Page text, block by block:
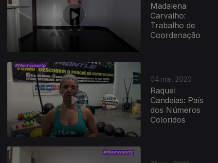
Madalena
Carvalho:
Trabalho de
Coordenação
04 mai. 2020
Raquel
Candeias: País
dos Números
Coloridos